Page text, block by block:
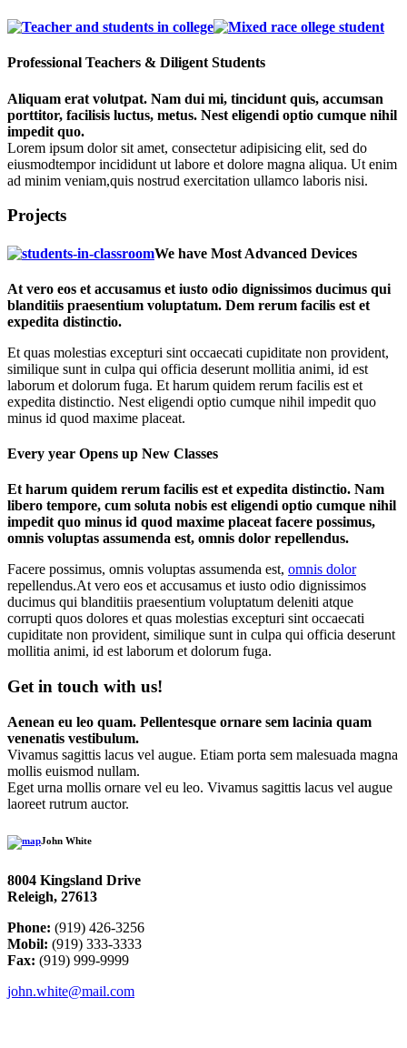
Professional Teachers & Diligent Students
Aliquam erat volutpat. Nam dui mi, tincidunt quis, accumsan
porttitor, facilisis luctus, metus. Nest eligendi optio cumque nihil
impedit quo.
Lorem ipsum dolor sit amet, consectetur adipisicing elit, sed do
eiusmodtempor incididunt ut labore et dolore magna aliqua. Ut enim
ad minim veniam,quis nostrud exercitation ullamco laboris nisi.
Projects
We have Most Advanced Devices
At vero eos et accusamus et iusto odio dignissimos ducimus qui
blanditiis praesentium voluptatum. Dem rerum facilis est et
expedita distinctio.
Et quas molestias excepturi sint occaecati cupiditate non provident,
similique sunt in culpa qui officia deserunt mollitia animi, id est
laborum et dolorum fuga. Et harum quidem rerum facilis est et
expedita distinctio. Nest eligendi optio cumque nihil impedit quo
minus id quod maxime placeat.
Every year Opens up New Classes
Et harum quidem rerum facilis est et expedita distinctio. Nam
libero tempore, cum soluta nobis est eligendi optio cumque nihil
impedit quo minus id quod maxime placeat facere possimus,
omnis voluptas assumenda est, omnis dolor repellendus.
Facere possimus, omnis voluptas assumenda est, omnis dolor
repellendus.At vero eos et accusamus et iusto odio dignissimos
ducimus qui blanditiis praesentium voluptatum deleniti atque
corrupti quos dolores et quas molestias excepturi sint occaecati
cupiditate non provident, similique sunt in culpa qui officia deserunt
mollitia animi, id est laborum et dolorum fuga.
Get in touch with us!
Aenean eu leo quam. Pellentesque ornare sem lacinia quam
venenatis vestibulum.
Vivamus sagittis lacus vel augue. Etiam porta sem malesuada magna
mollis euismod nullam.
Eget urna mollis ornare vel eu leo. Vivamus sagittis lacus vel augue
laoreet rutrum auctor.
John White
8004 Kingsland Drive
Releigh, 27613
Phone: (919) 426-3256
Mobil: (919) 333-3333
Fax: (919) 999-9999
john.white@mail.com